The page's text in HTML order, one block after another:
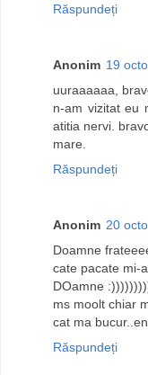
Răspundeți
Anonim 19
uuraaaaaa,
n-am vizitat eu
atitia nervi.
mare.
Răspundeți
Anonim 20
Doamne
cate pacate mi-
DOamne
ms moolt chiar
cat ma
Răspundeți